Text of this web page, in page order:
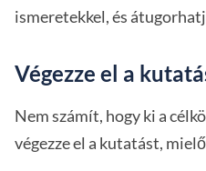
ismeretekkel, és
Végezze el a
Nem számít, hogy ki a
végezze el a kutatást,